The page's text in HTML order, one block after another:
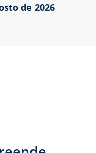
de 2026